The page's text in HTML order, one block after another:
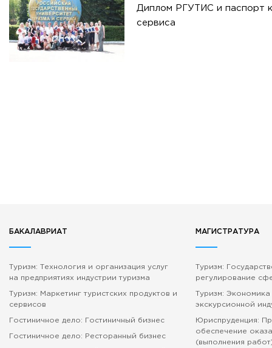
Диплом РГУТИС и паспорт
сервиса
БАКАЛАВРИАТ
Туризм: Технология и организация услуг
на предприятиях индустрии туризма
Туризм: Маркетинг туристских продуктов и
сервисов
Гостиничное дело: Гостиничный бизнес
Гостиничное дело: Ресторанный бизнес
МАГИСТРАТУРА
Туризм:
регулирование
Туризм: Экономика
экскурсионной
Юриспруденция:
обеспечение
(выполнения